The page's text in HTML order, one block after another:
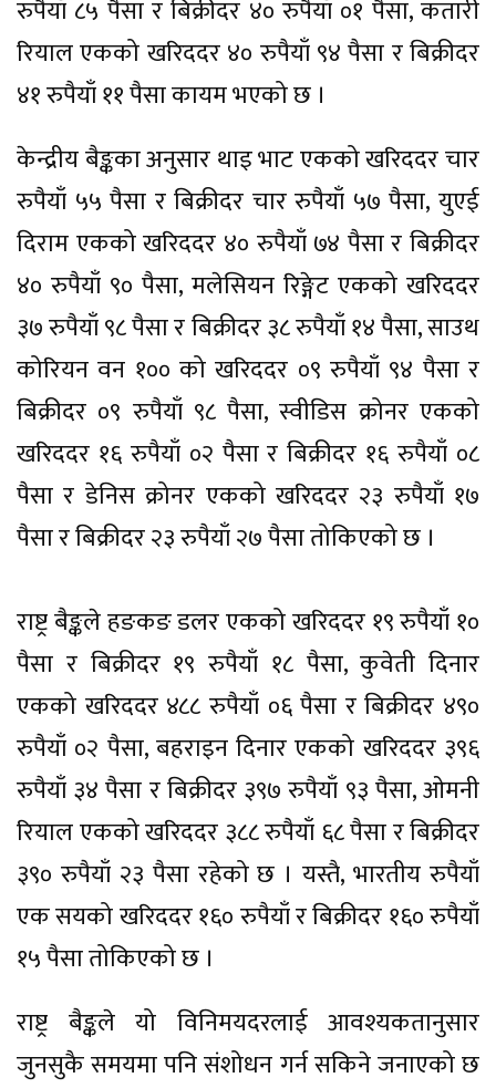
रुपैयाँ ८५ पैसा र बिक्रीदर ४० रुपैयाँ ०१ पैसा, कतारी
रियाल एकको खरिददर ४० रुपैयाँ ९४ पैसा र बिक्रीदर
४१ रुपैयाँ ११ पैसा कायम भएको छ ।
केन्द्रीय बैङ्कका अनुसार थाइ भाट एकको खरिददर चार
रुपैयाँ ५५ पैसा र बिक्रीदर चार रुपैयाँ ५७ पैसा, युएई
दिराम एकको खरिददर ४० रुपैयाँ ७४ पैसा र बिक्रीदर
४० रुपैयाँ ९० पैसा, मलेसियन रिङ्गेट एकको खरिददर
३७ रुपैयाँ ९८ पैसा र बिक्रीदर ३८ रुपैयाँ १४ पैसा, साउथ
कोरियन वन १०० को खरिददर ०९ रुपैयाँ ९४ पैसा र
बिक्रीदर ०९ रुपैयाँ ९८ पैसा, स्वीडिस क्रोनर एकको
खरिददर १६ रुपैयाँ ०२ पैसा र बिक्रीदर १६ रुपैयाँ ०८
पैसा र डेनिस क्रोनर एकको खरिददर २३ रुपैयाँ १७
पैसा र बिक्रीदर २३ रुपैयाँ २७ पैसा तोकिएको छ ।
राष्ट्र बैङ्कले हङकङ डलर एकको खरिददर १९ रुपैयाँ १०
पैसा र बिक्रीदर १९ रुपैयाँ १८ पैसा, कुवेती दिनार
एकको खरिददर ४८८ रुपैयाँ ०६ पैसा र बिक्रीदर ४९०
रुपैयाँ ०२ पैसा, बहराइन दिनार एकको खरिददर ३९६
रुपैयाँ ३४ पैसा र बिक्रीदर ३९७ रुपैयाँ ९३ पैसा, ओमनी
रियाल एकको खरिददर ३८८ रुपैयाँ ६८ पैसा र बिक्रीदर
३९० रुपैयाँ २३ पैसा रहेको छ । यस्तै, भारतीय रुपैयाँ
एक सयको खरिददर १६० रुपैयाँ र बिक्रीदर १६० रुपैयाँ
१५ पैसा तोकिएको छ ।
राष्ट्र बैङ्कले यो विनिमयदरलाई आवश्यकतानुसार
जुनसुकै समयमा पनि संशोधन गर्न सकिने जनाएको छ